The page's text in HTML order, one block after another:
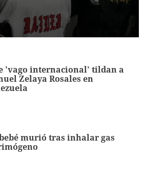
'vago internacional' tildan a
Zelaya Rosales en
murió tras inhalar gas